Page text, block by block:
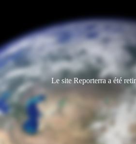
Le site Reporterra a été